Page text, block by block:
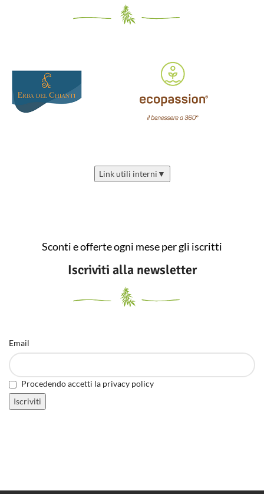
Link utili interni ▼
Sconti e offerte ogni mese per gli iscritti
Iscriviti alla newsletter
Email
Procedendo accetti la privacy policy